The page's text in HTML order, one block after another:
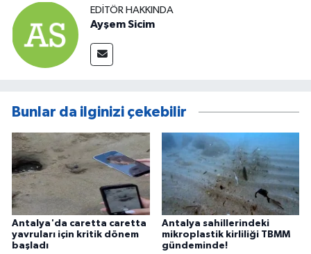
EDITÖR HAKKINDA
Ayşem Sicim
Bunlar da ilginizi çekebilir
Antalya'da caretta caretta
yavruları için kritik dönem
başladı
Antalya sahillerindeki
mikroplastik kirliliği TBMM
gündeminde!